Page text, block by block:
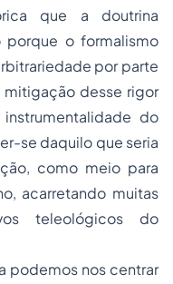
que a doutrina
porque o formalismo
por parte
desse rigor
do
se daquilo que seria
como meio para
acarretando muitas
teleológicos do
podemos nos centrar